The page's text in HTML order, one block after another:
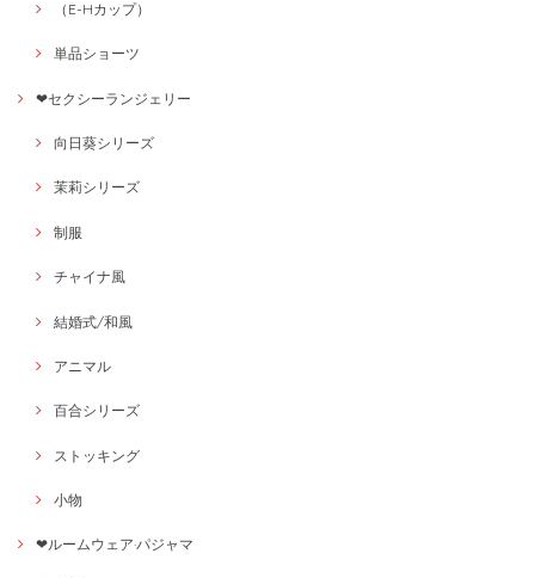
（E-Hカップ）
単品ショーツ
❤セクシーランジェリー
向日葵シリーズ
茉莉シリーズ
制服
チャイナ風
結婚式/和風
アニマル
百合シリーズ
ストッキング
小物
❤ルームウェア·パジャマ